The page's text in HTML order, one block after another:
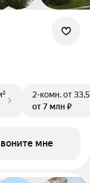
2-комн.от
от 7 млн ₽
мне